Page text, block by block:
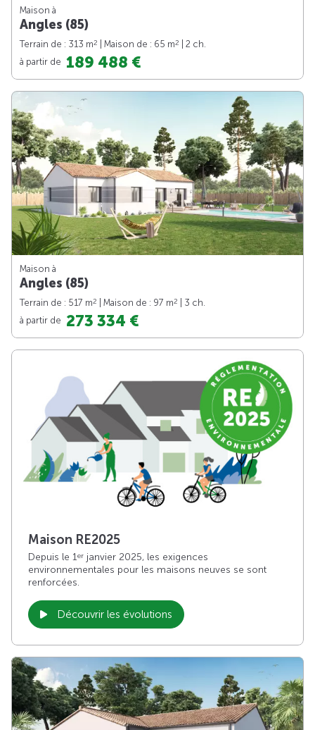
Maison à
Angles (85)
Terrain de : 313 m2 | Maison de : 65 m2
| 2 ch.
à partir de 189 488 €
Maison à
Angles (85)
Terrain de : 517 m2 | Maison de : 97 m2
| 3 ch.
à partir de 273 334 €
Maison RE2025
Depuis le 1er janvier 2025, les exigences
environnementales pour les maisons neuves se sont
renforcées.
Découvrir les évolutions